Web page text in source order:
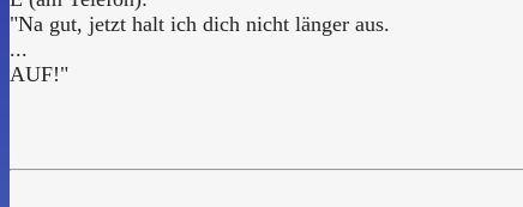
"Na gut, jetzt halt ich dich nicht länger aus.
...
AUF!"